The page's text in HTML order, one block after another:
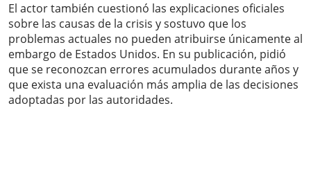
El actor también cuestionó las explicaciones oficiales
sobre las causas de la crisis y sostuvo que los
problemas actuales no pueden atribuirse únicamente al
embargo de Estados Unidos. En su publicación, pidió
que se reconozcan errores acumulados durante años y
que exista una evaluación más amplia de las decisiones
adoptadas por las autoridades.